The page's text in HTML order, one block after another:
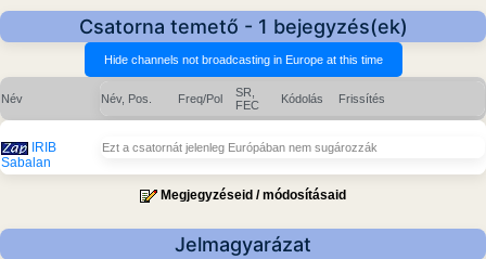
Csatorna temető - 1 bejegyzés(ek)
Név Név, Pos. Freq/Pol
SR,
FEC
Kódolás Frissítés
IRIB
Sabalan
Ezt a csatornát jelenleg Európában nem sugározzák
Megjegyzéseid / módosításaid
Jelmagyarázat